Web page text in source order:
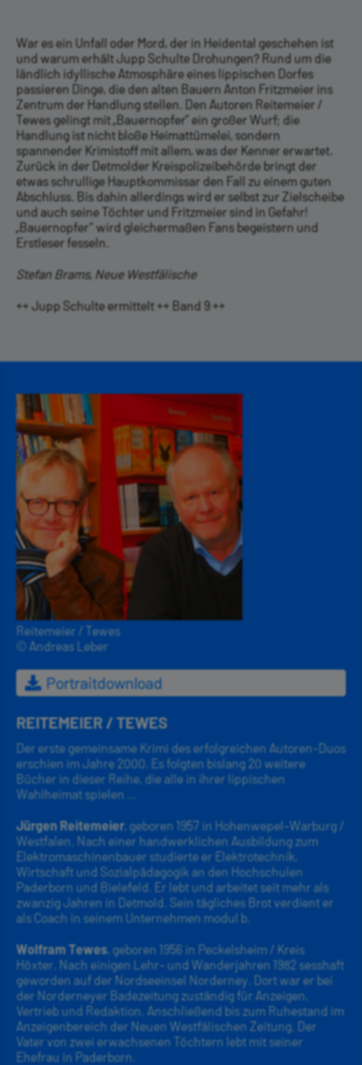
War es ein Unfall oder Mord, der in Heidental geschehen ist
und warum erhält Jupp ­Schulte Drohungen? Rund um die
ländlich idyllische Atmosphäre eines lippischen Dorfes
passieren Dinge, die den alten Bauern Anton Fritzmeier ins
Zentrum der Handlung stellen. Den Autoren Reitemeier /
Tewes gelingt mit „Bauern­opfer” ein großer Wurf; die
Handlung ist nicht bloße Heimattümelei, sondern
spannender Krimistoff mit allem, was der Kenner erwartet.
Zurück in der Detmolder Kreispolizeibehörde bringt der
etwas schrullige Hauptkommissar den Fall zu einem guten
Abschluss. Bis dahin allerdings wird er selbst zur Zielscheibe
und auch seine Töchter und Fritzmeier sind in Gefahr!
„Bauernopfer“ wird gleichermaßen Fans begeistern und
Erst­leser fesseln.
Stefan Brams, Neue Westfälische
++ Jupp Schulte ermittelt ++ Band 9 ++
Reitemeier / Tewes
© Andreas Leber
Portraitdownload
REITEMEIER / TEWES
Der erste gemeinsame Krimi des erfolgreichen Autoren-Duos
erschien im Jahre 2000. Es folgten bislang 20 weitere
Bücher in dieser Reihe, die alle in ihrer lippischen
Wahlheimat spielen ...
Jürgen Reitemeier , geboren 1957 in Hohenwepel-Warburg /
Westfalen. Nach einer handwerklichen Ausbildung zum
Elektromaschinenbauer studierte er Elektrotechnik,
Wirtschaft und Sozialpädagogik an den Hochschulen
Paderborn und Bielefeld. Er lebt und arbeitet seit mehr als
zwanzig Jahren in Detmold. Sein tägliches Brot verdient er
als Coach in seinem Unternehmen modul b.
Wolfram Tewes , geboren 1956 in Peckelsheim / Kreis
Höxter. Nach einigen Lehr- und Wanderjahren 1982 sesshaft
geworden auf der Nordseeinsel Norderney. Dort war er bei
der Norderneyer Badezeitung zuständig für Anzeigen,
Vertrieb und Redaktion. Anschließend bis zum Ruhestand im
Anzeigenbereich der Neuen Westfälischen Zeitung. Der
Vater von zwei erwachsenen Töchtern lebt mit seiner
Ehefrau in Paderborn.